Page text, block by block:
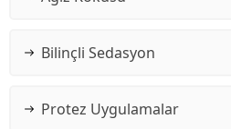
Bilinçli Sedasyon
Protez Uygulamalar